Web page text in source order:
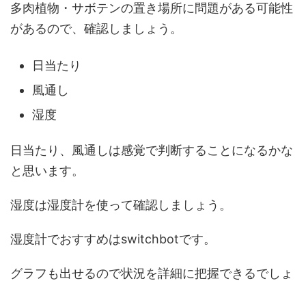
多肉植物・サボテンの置き場所に問題がある可能性
があるので、確認しましょう。
日当たり
風通し
湿度
日当たり、風通しは感覚で判断することになるかな
と思います。
湿度は湿度計を使って確認しましょう。
湿度計でおすすめはswitchbotです。
グラフも出せるので状況を詳細に把握できるでしょ